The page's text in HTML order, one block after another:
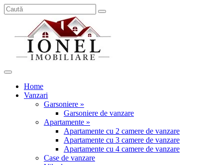
Home
Vanzari
Garsoniere »
Garsoniere de vanzare
Apartamente »
Apartamente cu 2 camere de vanzare
Apartamente cu 3 camere de vanzare
Apartamente cu 4 camere de vanzare
Case de vanzare